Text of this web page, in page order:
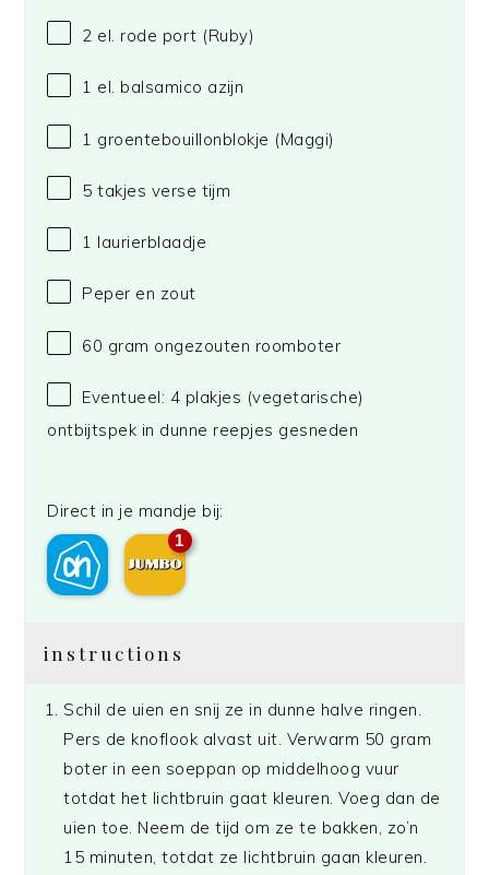
2 el. rode port (Ruby)
1 el. balsamico azijn
1 groentebouillonblokje (Maggi)
5 takjes verse tijm
1 laurierblaadje
Peper en zout
60 gram ongezouten roomboter
Eventueel: 4 plakjes (vegetarische)
ontbijtspek in dunne reepjes gesneden
Direct in je mandje bij:
1
instructions
Schil de uien en snij ze in dunne halve ringen.
Pers de knoflook alvast uit. Verwarm 50 gram
boter in een soeppan op middelhoog vuur
totdat het lichtbruin gaat kleuren. Voeg dan de
uien toe. Neem de tijd om ze te bakken, zo’n
15 minuten, totdat ze lichtbruin gaan kleuren.